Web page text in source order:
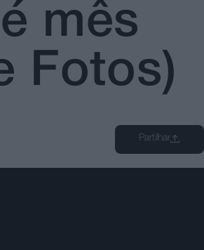
mês
Fotos)
Partilhar